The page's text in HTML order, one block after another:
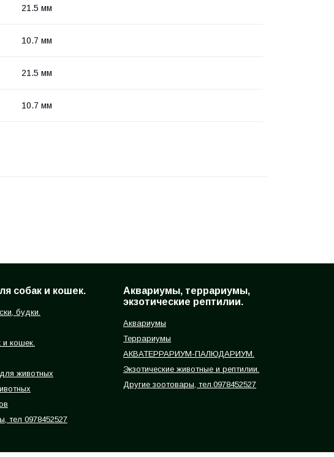
21.5 мм
10.7 мм
21.5 мм
10.7 мм
собак и кошек.
будки.
кошек.
животных
тел 0978452527
Аквариумы, террариумы,
экзотические рептилии.
Аквариумы
Террариумы
АКВАТЕРРАРИУМ-ПАЛЮДАРИУМ.
Экзотические животные и рептилии.
Другие зоотовары, тел.0978452527